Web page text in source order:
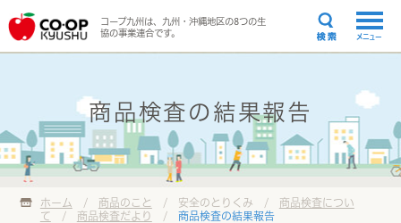
コープ九州は、九州・沖縄地区の8つの生
協の事業連合です。
メニュー
商品検査の結果報告
ホーム / 商品のこと / 安全のとりくみ /
商品検査につい
て / 商品検査だより / 商品検査の結果報告